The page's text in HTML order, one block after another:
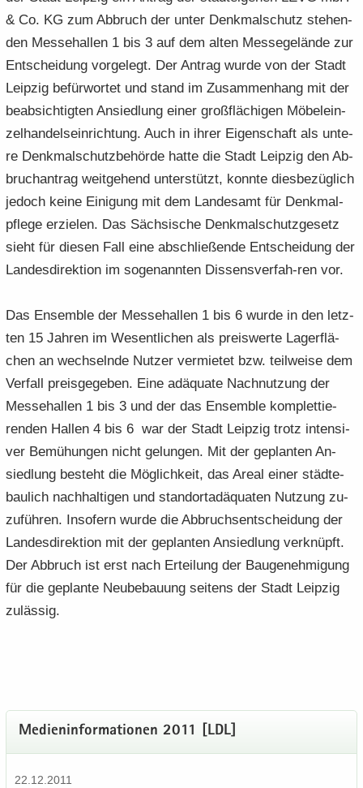
& Co. KG zum Ab­bruch der unter Denk­mal­schutz ste­hen­
den Mes­se­hal­len 1 bis 3 auf dem alten Mes­se­ge­län­de zur
Ent­schei­dung vor­ge­legt. Der An­trag wurde von der Stadt
Leip­zig be­für­wor­tet und stand im Zu­sam­men­hang mit der
be­ab­sich­tig­ten An­sied­lung einer groß­flä­chi­gen Mö­bel­ein­
zel­han­dels­ein­rich­tung. Auch in ihrer Ei­gen­schaft als un­te­
re Denk­mal­schutz­be­hör­de hatte die Stadt Leip­zig den Ab­
bruch­an­trag weit­ge­hend un­ter­stützt, konn­te dies­be­züg­lich
je­doch keine Ei­ni­gung mit dem Lan­des­amt für Denk­mal­
pfle­ge er­zie­len. Das Säch­si­sche Denk­mal­schutz­ge­setz
sieht für die­sen Fall eine ab­schlie­ßen­de Ent­schei­dung der
Lan­des­di­rek­ti­on im so­ge­nann­ten Dissensverfah-​ren vor.
Das En­sem­ble der Mes­se­hal­len 1 bis 6 wurde in den letz­
ten 15 Jah­ren im We­sent­li­chen als preis­wer­te La­ger­flä­
chen an wech­seln­de Nut­zer ver­mie­tet bzw. teil­wei­se dem
Ver­fall preis­ge­ge­ben. Eine ad­äqua­te Nach­nut­zung der
Mes­se­hal­len 1 bis 3 und der das En­sem­ble kom­plet­tie­
ren­den Hal­len 4 bis 6 war der Stadt Leip­zig trotz in­ten­si­
ver Be­mü­hun­gen nicht ge­lun­gen. Mit der ge­plan­ten An­
sied­lung be­steht die Mög­lich­keit, das Areal einer städ­te­
bau­lich nach­hal­ti­gen und stand­ortad­äqua­ten Nut­zung zu­
zu­füh­ren. In­so­fern wurde die Ab­bruch­s­ent­schei­dung der
Lan­des­di­rek­ti­on mit der ge­plan­ten An­sied­lung ver­knüpft.
Der Ab­bruch ist erst nach Er­tei­lung der Bau­ge­neh­mi­gung
für die ge­plan­te Neu­be­bau­ung sei­tens der Stadt Leip­zig
zu­läs­sig.
Me­di­en­in­for­ma­tio­nen 2011 [LDL]
22.12.2011